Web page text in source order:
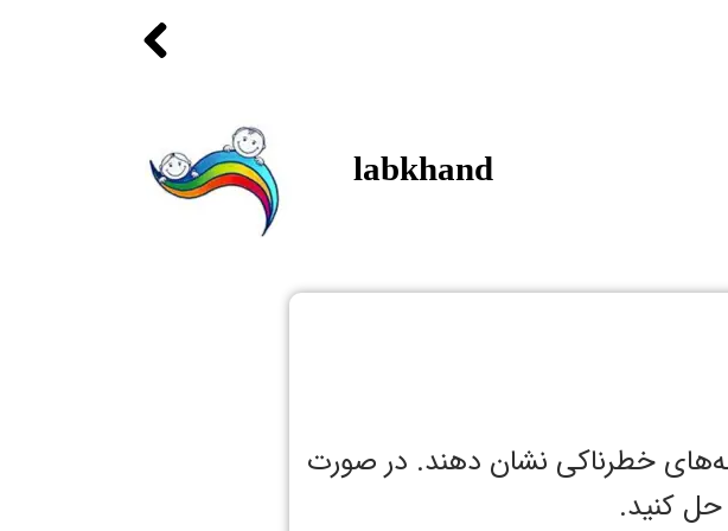
labkhand
خطرناکی نشان دهند. در صورت
کنید.